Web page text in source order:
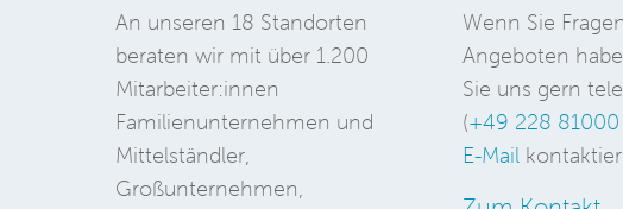
An unseren 18 Standorten
beraten wir mit über 1.200
Mitarbeiter:innen
Familienunternehmen und
Mittelständler,
Großunternehmen,
Wenn Sie
Angeboten
Sie uns gern
(+49 228 81000
E-Mail